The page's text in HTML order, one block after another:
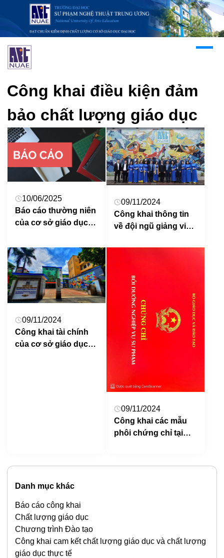
Công khai điều kiện đảm
bảo chất lượng giáo dục
10/06/2025
Báo cáo thường niên
của cơ sở giáo dục
trình giáo dục Đại
học, chương trình
giáo dục ngành Giáo
dục Mầm non trình độ
Cao đẳng
09/11/2024
Công khai thông tin
về đội ngũ giảng viên
giáo dục đại học,
phạm, trung cấp sư
phạm, năm học 2023-
2024
09/11/2024
Công khai tài chính
của cơ sở giáo dục
09/11/2024
Công khai các mẫu
phôi chứng chỉ tại
Danh mục khác
Báo cáo công khai
Chất lượng giáo dục
Chương trình Đào tạo
Công khai cam kết chất lượng giáo dục và chất lượng
giáo dục thực tế